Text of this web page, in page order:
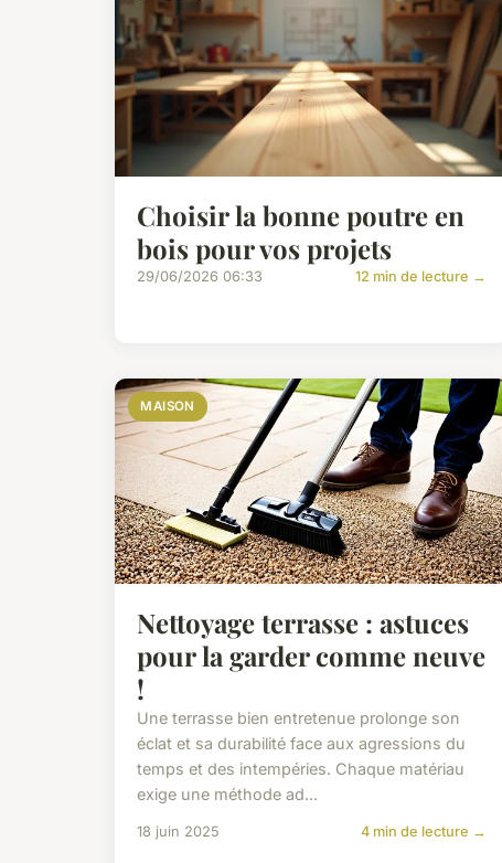
Choisir la bonne poutre en
bois pour vos projets
29/06/2026 06:33 12 min de lecture →
MAISON
Nettoyage terrasse : astuces
pour la garder comme neuve
!
Une terrasse bien entretenue prolonge son
éclat et sa durabilité face aux agressions du
temps et des intempéries. Chaque matériau
exige une méthode ad...
18 juin 2025 4 min de lecture →